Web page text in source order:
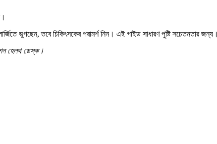
ভুগছেন, তবে চিকিৎসকের পরামর্শ নিন। এই গাইড সাধারণ পুষ্টি সচেতনতার জন্য।
হেলথ ডেস্ক।